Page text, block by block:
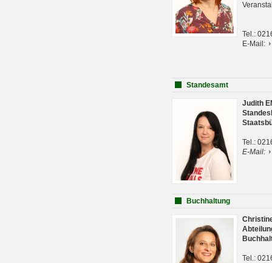
Tel.:
E-Mail:
Standesamt
Judith
Tel.:
E-Mail:
Buchhaltung
Tel.: